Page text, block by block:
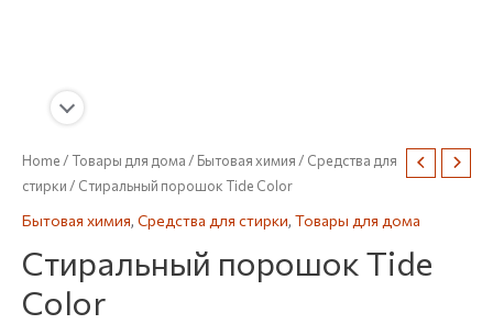
Home/Товары для дома/ Бытовая химия/ Средства для
стирки/ Стиральный порошок Tide Color
Бытовая химия, Средства для стирки, Товары для дома
Стиральный порошок Tide
Color